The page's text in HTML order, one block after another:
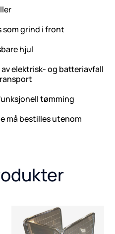
som grind i front
hjul
elektrisk- og batteriavfall
tømming
må bestilles utenom